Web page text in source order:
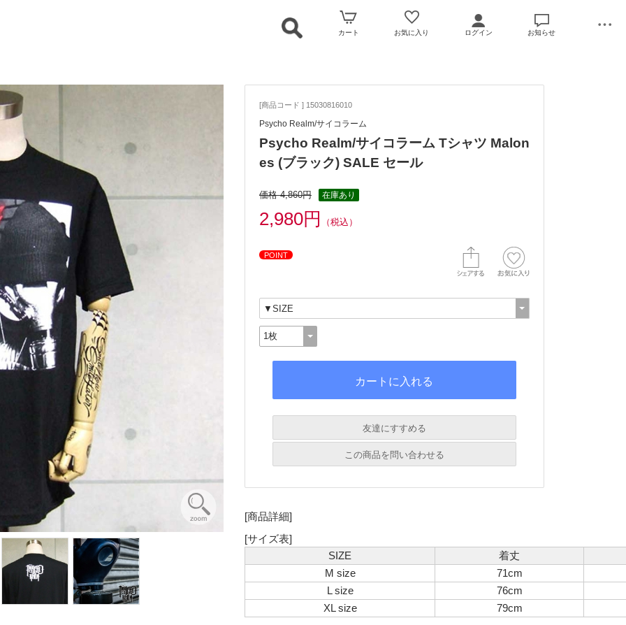
カート お気に入り ログイン お知らせ
[商品コード ] 15030816010
Psycho Realm/サイコラーム
Psycho Realm/サイコラーム Tシャツ Malon
es (ブラック) SALE セール
価格 4,860円 在庫あり
2,980円 （税込）
POINT
友達にすすめる
必須
この商品を問い合わせる
[商品詳細]
[サイズ表]
SIZE
着丈
M size
71cm
L size
76cm
XL size
79cm